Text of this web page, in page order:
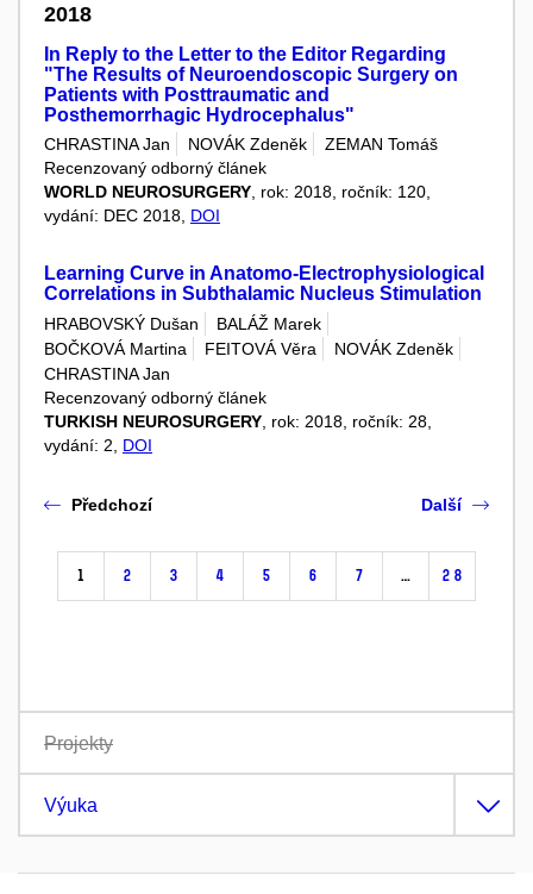
2018
In Reply to the Letter to the Editor Regarding
"The Results of Neuroendoscopic Surgery on
Patients with Posttraumatic and
Posthemorrhagic Hydrocephalus"
CHRASTINA Jan NOVÁK Zdeněk
ZEMAN Tomáš
Recenzovaný odborný článek
WORLD NEUROSURGERY, rok: 2018, ročník: 120,
vydání: DEC 2018, DOI
Learning Curve in Anatomo-Electrophysiological
Correlations in Subthalamic Nucleus Stimulation
HRABOVSKÝ Dušan
BALÁŽ Marek
BOČKOVÁ Martina
FEITOVÁ Věra
NOVÁK Zdeněk
CHRASTINA Jan
Recenzovaný odborný článek
TURKISH NEUROSURGERY, rok: 2018, ročník: 28,
vydání: 2, DOI
Předchozí
1 2 3 4 5 6 7 … 28
Další
Projekty
Výuka